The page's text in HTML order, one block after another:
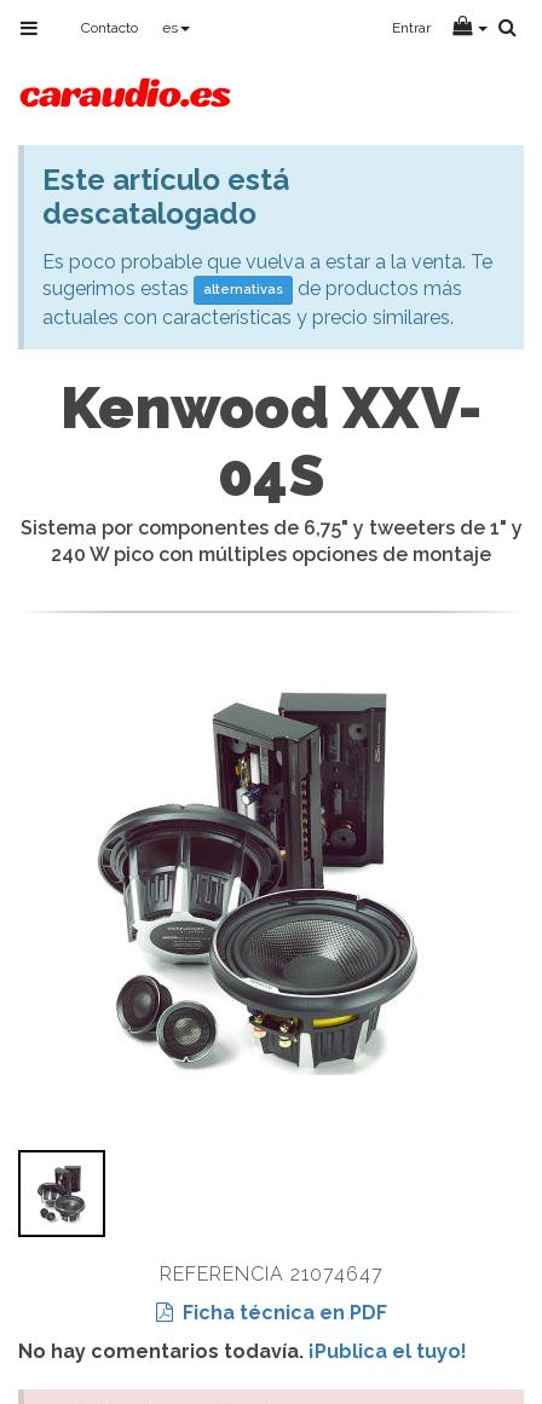
Toggle
navigation
Contacto es Entrar
Aviso
Este artículo está
descatalogado
Es poco probable que vuelva a estar a la venta. Te
sugerimos estas
alternativas
de productos más
actuales con características y precio similares.
Kenwood XXV-
04S
Sistema por componentes de 6,75" y tweeters de 1" y
240 W pico con múltiples opciones de montaje
REFERENCIA 21074647
Ficha técnica en PDF
No hay comentarios todavía. ¡Publica el tuyo!